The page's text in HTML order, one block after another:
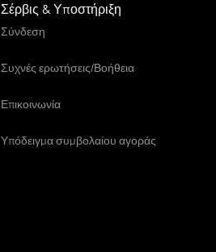
Σέρβις & Υποστήριξη
Σύνδεση
Συχνές ερωτήσεις/Βοήθεια
Επικοινωνία
Υπόδειγμα συμβολαίου αγοράς